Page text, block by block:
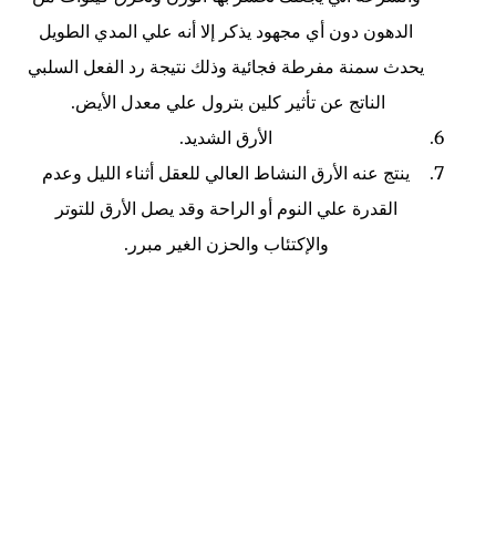
الدهون دون أي مجهود يذكر إلا أنه علي المدي الطويل
يحدث سمنة مفرطة فجائية وذلك نتيجة رد الفعل السلبي
الناتج عن تأثير كلين بترول علي معدل الأيض.
الأرق الشديد.
ينتج عنه الأرق النشاط العالي للعقل أثناء الليل وعدم
القدرة علي النوم أو الراحة وقد يصل الأرق للتوتر
والإكتئاب والحزن الغير مبرر.